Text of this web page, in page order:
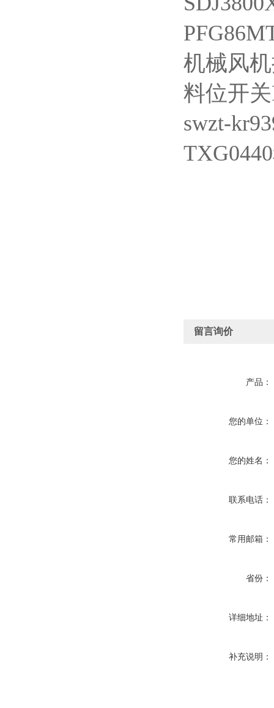
机械风
料位开
swzt-
留言询价
产品：
您的单位：
您的姓名：
联系电话：
常用邮箱：
省份：
详细地址：
补充说明：